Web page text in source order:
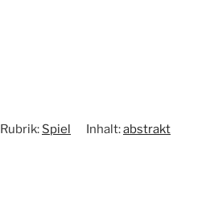
Rubrik: Spiel Inhalt:abstrakt